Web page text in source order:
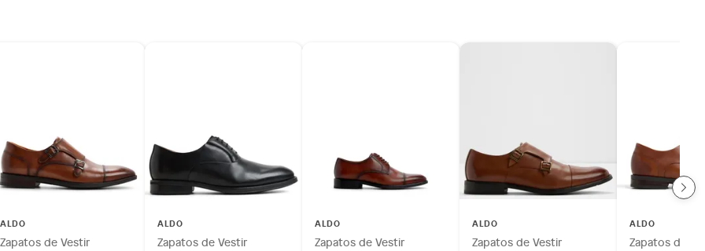
ALDO
Zapatos de Vestir
ALDO
Zapatos de Vestir
ALDO
Zapatos de Vestir
ALDO
Zapatos de Vestir
ALDO
Zapatos de